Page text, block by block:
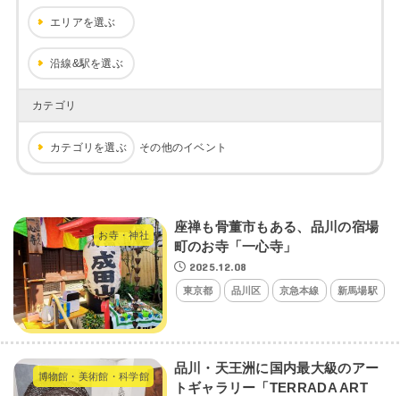
エリアを選ぶ
沿線&駅を選ぶ
カテゴリ
カテゴリを選ぶ その他のイベント
お寺・神社
座禅も骨董市もある、品川の宿場
町のお寺「一心寺」
2025.12.08
東京都 品川区 京急本線 新馬場駅
博物館・美術館・科学館
品川・天王洲に国内最大級のアー
トギャラリー「TERRADA ART